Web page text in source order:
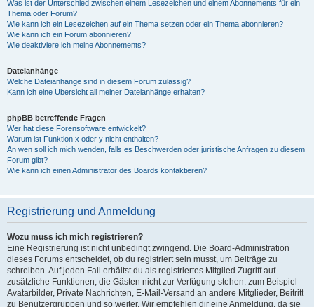
Was ist der Unterschied zwischen einem Lesezeichen und einem Abonnements für ein
Thema oder Forum?
Wie kann ich ein Lesezeichen auf ein Thema setzen oder ein Thema abonnieren?
Wie kann ich ein Forum abonnieren?
Wie deaktiviere ich meine Abonnements?
Dateianhänge
Welche Dateianhänge sind in diesem Forum zulässig?
Kann ich eine Übersicht all meiner Dateianhänge erhalten?
phpBB betreffende Fragen
Wer hat diese Forensoftware entwickelt?
Warum ist Funktion x oder y nicht enthalten?
An wen soll ich mich wenden, falls es Beschwerden oder juristische Anfragen zu diesem
Forum gibt?
Wie kann ich einen Administrator des Boards kontaktieren?
Registrierung und Anmeldung
Wozu muss ich mich registrieren?
Eine Registrierung ist nicht unbedingt zwingend. Die Board-Administration
dieses Forums entscheidet, ob du registriert sein musst, um Beiträge zu
schreiben. Auf jeden Fall erhältst du als registriertes Mitglied Zugriff auf
zusätzliche Funktionen, die Gästen nicht zur Verfügung stehen: zum Beispiel
Avatarbilder, Private Nachrichten, E-Mail-Versand an andere Mitglieder, Beitritt
zu Benutzergruppen und so weiter. Wir empfehlen dir eine Anmeldung, da sie